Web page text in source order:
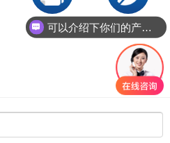
在线留言 联系我们
查看分类
可以介绍下你们的产品么